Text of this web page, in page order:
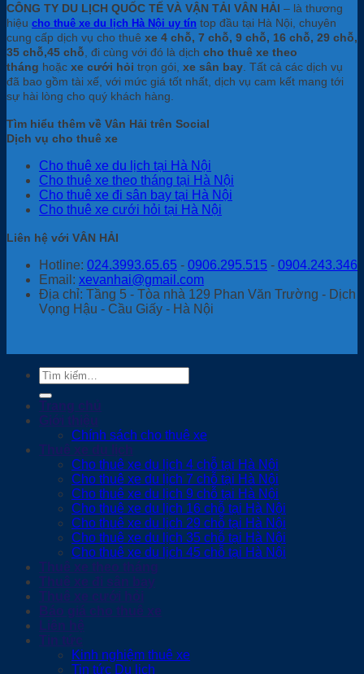
CÔNG TY DU LỊCH QUỐC TẾ VÀ VẬN TẢI VÂN HẢI – là thương
hiệu cho thuê xe du lịch Hà Nội uy tín top đầu tại Hà Nội, chuyên
cung cấp dịch vụ cho thuê xe 4 chỗ, 7 chỗ, 9 chỗ, 16 chỗ, 29 chỗ,
35 chỗ,45 chỗ , đi cùng với đó là dịch cho thuê xe theo
tháng hoặc xe cưới hỏi trọn gói, xe sân bay . Tất cả các dịch vụ
đã bao gồm tài xế, với mức giá tốt nhất, dịch vụ cam kết mang tới
sự hài lòng cho quý khách hàng.
Tìm hiểu thêm về Vân Hải trên Social
Dịch vụ cho thuê xe
Cho thuê xe du lịch tại Hà Nội
Cho thuê xe theo tháng tại Hà Nội
Cho thuê xe đi sân bay tại Hà Nội
Cho thuê xe cưới hỏi tại Hà Nội
Liên hệ với VÂN HẢI
Hotline: 024.3993.65.65 - 0906.295.515 - 0904.243.346
Email: xevanhai@gmail.com
Địa chỉ: Tầng 5 - Tòa nhà 129 Phan Văn Trường - Dịch
Vọng Hậu - Cầu Giấy - Hà Nội
Tìm
kiếm:
Trang chủ
Giới thiệu
Chính sách cho thuê xe
Thuê xe du lịch
Cho thuê xe du lịch 4 chỗ tại Hà Nội
Cho thuê xe du lịch 7 chỗ tại Hà Nội
Cho thuê xe du lịch 9 chỗ tại Hà Nội
Cho thuê xe du lịch 16 chỗ tại Hà Nội
Cho thuê xe du lịch 29 chỗ tại Hà Nội
Cho thuê xe du lịch 35 chỗ tại Hà Nội
Cho thuê xe du lịch 45 chỗ tại Hà Nội
Thuê xe theo tháng
Thuê xe đi sân bay
Thuê xe cưới hỏi
Báo giá cho thuê xe
Liên hệ
Tin tức
Kinh nghiệm thuê xe
Tin tức Du lịch